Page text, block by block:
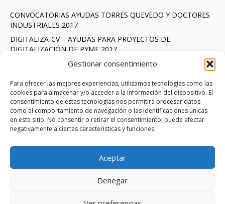
Gestionar consentimiento
Para ofrecer las mejores experiencias, utilizamos tecnologías como las
cookies para almacenar y/o acceder a la información del dispositivo. El
consentimiento de estas tecnologías nos permitirá procesar datos
como el comportamiento de navegación o las identificaciones únicas
en este sitio. No consentir o retirar el consentimiento, puede afectar
negativamente a ciertas características y funciones.
Aceptar
Denegar
CONVOCATORIAS AYUDAS TORRES QUEVEDO Y DOCTORES
INDUSTRIALES 2017
DIGITALIZA-CV – AYUDAS PARA PROYECTOS DE
DIGITALIZACIÓN DE PYME 2017
Redes sociales
Linkedin
Buscador